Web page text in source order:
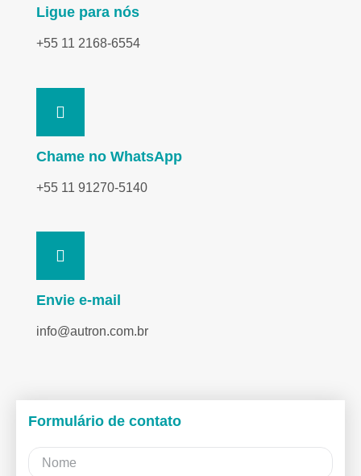
Ligue para nós
+55 11 2168-6554
Chame no WhatsApp
+55 11 91270-5140
Envie e-mail
info@autron.com.br
Formulário de contato